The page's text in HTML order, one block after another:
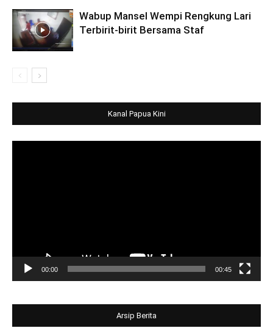
Wabup Mansel Wempi Rengkung Lari
Terbirit-birit Bersama Staf
Kanal Papua Kini
00:00 00:45
Arsip Berita